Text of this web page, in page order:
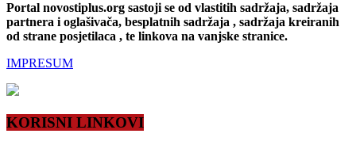
Portal novostiplus.org sastoji se od vlastitih sadržaja, sadržaja
partnera i oglašivača, besplatnih sadržaja , sadržaja kreiranih
od strane posjetilaca , te linkova na vanjske stranice.
IMPRESUM
KORISNI LINKOVI